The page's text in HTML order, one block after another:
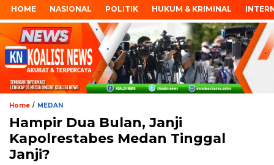
HOME NASIONAL POLITIK HUKUM & KRIMINAL
Home / MEDAN
Hampir Dua Bulan, Janji
Kapolrestabes Medan Tinggal
Janji?